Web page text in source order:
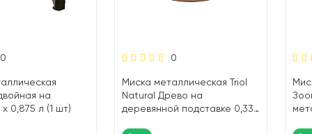
0
на
0,875 л (1 шт)
0
Миска металлическая Triol
Natural Древо на
деревянной подставке 0,33